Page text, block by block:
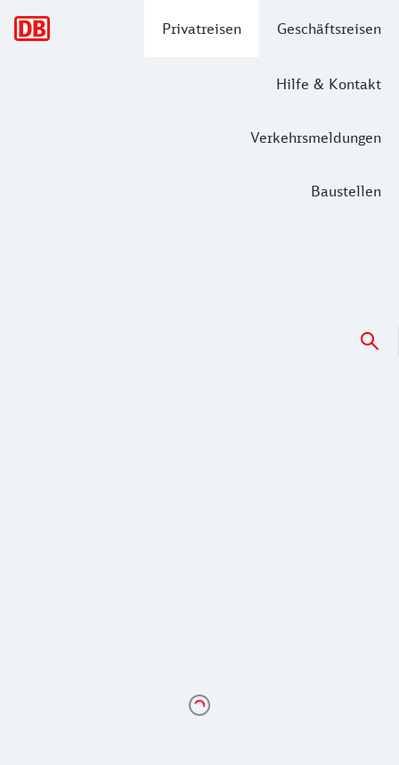
Privatreisen Geschäftsreisen
Hilfe & Kontakt
Verkehrsmeldungen
Baustellen